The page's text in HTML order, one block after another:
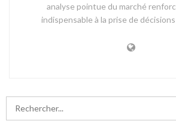
analyse pointue du marché
indispensable à la prise de